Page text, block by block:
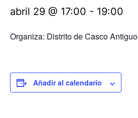
abril 29 @ 17:00 - 19:00
Organiza: Distrito de Casco Antiguo
Añadir al calendario